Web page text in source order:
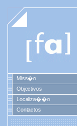
Miss�o
Objectivos
Localiza��o
Contactos